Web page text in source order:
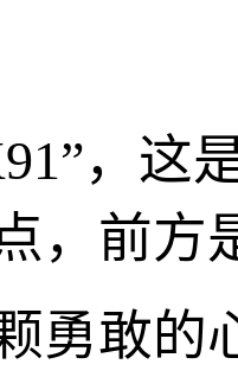
，这
，前方
勇敢的